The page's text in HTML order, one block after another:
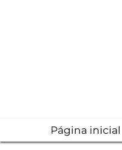
Página inicial